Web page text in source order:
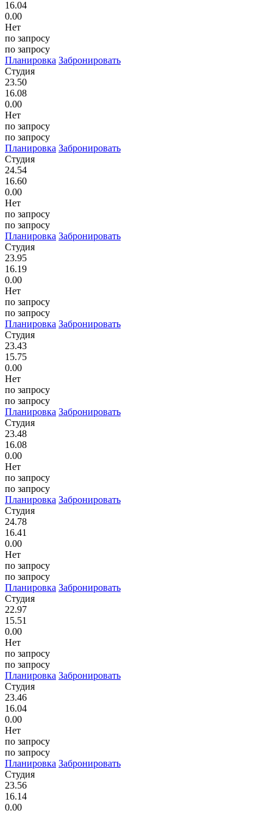
16.04
0.00
Нет
по запросу
по запросу
Планировка Забронировать
Студия
23.50
16.08
0.00
Нет
по запросу
по запросу
Планировка Забронировать
Студия
24.54
16.60
0.00
Нет
по запросу
по запросу
Планировка Забронировать
Студия
23.95
16.19
0.00
Нет
по запросу
по запросу
Планировка Забронировать
Студия
23.43
15.75
0.00
Нет
по запросу
по запросу
Планировка Забронировать
Студия
23.48
16.08
0.00
Нет
по запросу
по запросу
Планировка Забронировать
Студия
24.78
16.41
0.00
Нет
по запросу
по запросу
Планировка Забронировать
Студия
22.97
15.51
0.00
Нет
по запросу
по запросу
Планировка Забронировать
Студия
23.46
16.04
0.00
Нет
по запросу
по запросу
Планировка Забронировать
Студия
23.56
16.14
0.00